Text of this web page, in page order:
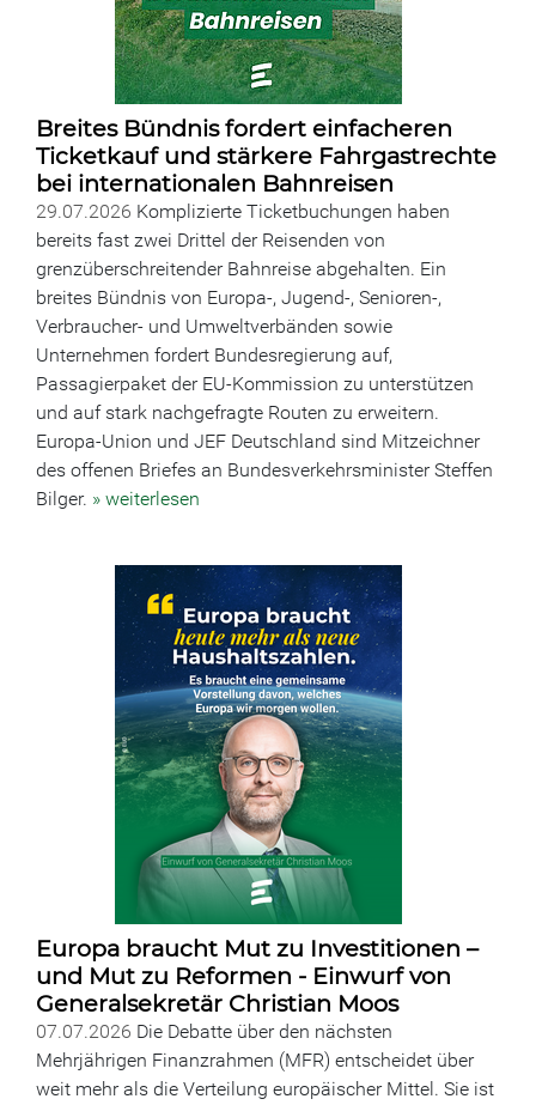
Breites Bündnis fordert einfacheren
Ticketkauf und stärkere Fahrgastrechte
bei internationalen Bahnreisen
29.07.2026 Komplizierte Ticketbuchungen haben
bereits fast zwei Drittel der Reisenden von
grenzüberschreitender Bahnreise abgehalten. Ein
breites Bündnis von Europa-, Jugend-, Senioren-,
Verbraucher- und Umweltverbänden sowie
Unternehmen fordert Bundesregierung auf,
Passagierpaket der EU-Kommission zu unterstützen
und auf stark nachgefragte Routen zu erweitern.
Europa-Union und JEF Deutschland sind Mitzeichner
des offenen Briefes an Bundesverkehrsminister Steffen
Bilger. » weiterlesen
Europa braucht Mut zu Investitionen –
und Mut zu Reformen - Einwurf von
Generalsekretär Christian Moos
07.07.2026 Die Debatte über den nächsten
Mehrjährigen Finanzrahmen (MFR) entscheidet über
weit mehr als die Verteilung europäischer Mittel. Sie ist